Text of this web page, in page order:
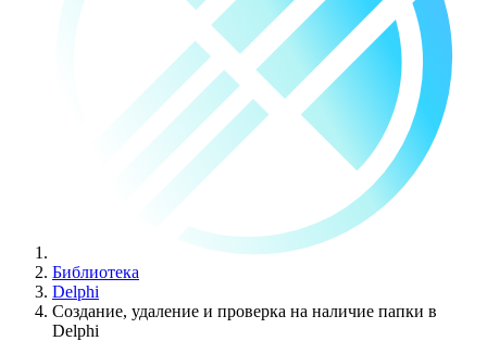
Библиотека
Delphi
Создание, удаление и проверка на наличие папки в
Delphi